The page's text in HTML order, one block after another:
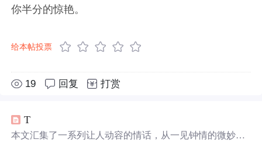
你半分的惊艳。
给本帖投票
19 回复 打赏
T
本文汇集了一系列让人动容的情话，从一见钟情的微妙到